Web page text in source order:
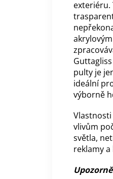
exteriéru.
pulty je
ideální
výborně
vlivům
světla,
reklamy